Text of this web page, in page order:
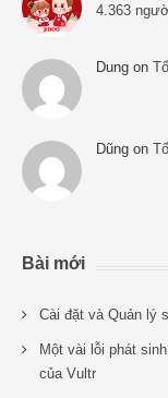
4.363
Dung on
Dũng on
Bài mới
Cài đặt và Quản lý
Một vài lỗi phát
của Vultr